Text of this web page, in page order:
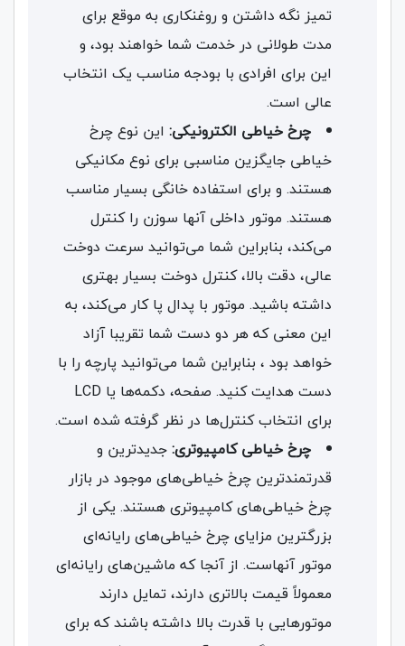
تمیز نگه داشتن و روغنکاری به موقع برای
مدت طولانی در خدمت شما خواهند بود، و
این برای افرادی با بودجه مناسب یک انتخاب
عالی است.
چرخ خیاطی الکترونیکی: این نوع چرخ
خیاطی جایگزین مناسبی برای نوع مکانیکی
هستند. و برای استفاده خانگی بسیار مناسب
هستند. موتور داخلی آنها سوزن را کنترل
می‌کند، بنابراین شما می‌توانید سرعت دوخت
عالی، دقت بالا، کنترل دوخت بسیار بهتری
داشته باشید. موتور با پدال پا کار می‌کند، به
این معنی که هر دو دست شما تقریبا آزاد
خواهد بود ، بنابراین شما می‌توانید پارچه را با
دست هدایت کنید. صفحه، دکمه‌ها یا LCD
برای انتخاب کنترل‌ها در نظر گرفته شده است.
چرخ خیاطی کامپیوتری:جدیدترین و
قدرتمندترین چرخ خیاطی‌های موجود در بازار
چرخ خیاطی‌های کامپیوتری هستند. یکی از
بزرگترین مزایای چرخ خیاطی‌های رایانه‌ای
موتور آنهاست. از آنجا که ماشین‌های رایانه‌ای
معمولاً قیمت بالاتری دارند، تمایل دارند
موتورهایی با قدرت بالا داشته باشند که برای